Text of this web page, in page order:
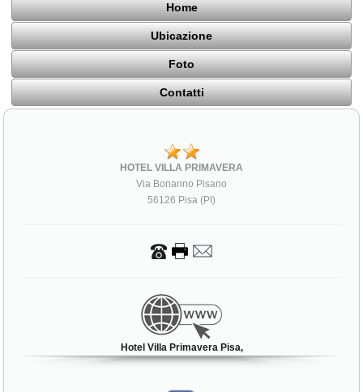
Home
Ubicazione
Foto
Contatti
HOTEL VILLA PRIMAVERA
Via Bonanno Pisano
56126 Pisa (PI)
Hotel Villa Primavera Pisa,